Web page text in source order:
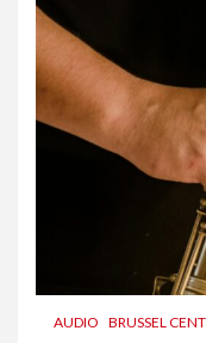
AUDIO BRUSSEL